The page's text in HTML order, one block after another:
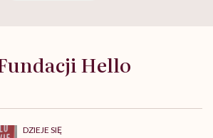
Hello
DZIEJE SIĘ